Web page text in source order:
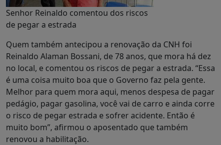
Senhor Reinaldo comentou dos riscos
de pegar a estrada
Quem também antecipou a renovação da CNH foi
Reinaldo Alaman Bossani, de 78 anos, que mora há dez
no local, e comentou os riscos de pegar a estrada. “Essa
é uma coisa muito boa que o Governo faz pela gente.
Melhor para quem mora aqui, menos despesa de pagar
pedágio, pagar gasolina, você vai de carro e ainda corre
o risco de pegar estrada e sofrer acidente. Então é
muito bom”, afirmou o aposentado que também
renovou a habilitação.